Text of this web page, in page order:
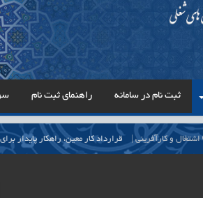
ثبت نام در سامانه راهنمای ثبت نام
اشتغال و کارآفرینی قرارداد کار معین، راهکار پایدار